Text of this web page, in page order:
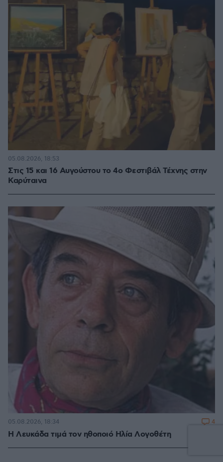
Στις 15 και 16 Αυγούστου το 4ο Φεστιβάλ Τέχνης στην
Καρύταινα
05.08.2026, 18:53
Η Λευκάδα τιμά τον ηθοποιό Ηλία Λογοθέτη
05.08.2026, 18:34 4